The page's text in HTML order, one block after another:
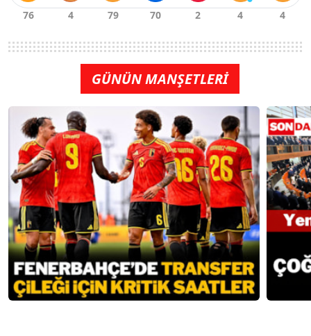
GÜNÜN MANŞETLERİ